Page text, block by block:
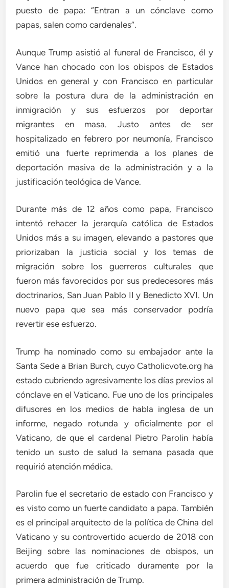
puesto de papa: “Entran a un cónclave como
papas, salen como cardenales”.
Aunque Trump asistió al funeral de Francisco, él y
Vance han chocado con los obispos de Estados
Unidos en general y con Francisco en particular
sobre la postura dura de la administración en
inmigración y sus esfuerzos por deportar
migrantes en masa. Justo antes de ser
hospitalizado en febrero por neumonía, Francisco
emitió una fuerte reprimenda a los planes de
deportación masiva de la administración y a la
justificación teológica de Vance.
Durante más de 12 años como papa, Francisco
intentó rehacer la jerarquía católica de Estados
Unidos más a su imagen, elevando a pastores que
priorizaban la justicia social y los temas de
migración sobre los guerreros culturales que
fueron más favorecidos por sus predecesores más
doctrinarios, San Juan Pablo II y Benedicto XVI. Un
nuevo papa que sea más conservador podría
revertir ese esfuerzo.
Trump ha nominado como su embajador ante la
Santa Sede a Brian Burch, cuyo Catholicvote.org ha
estado cubriendo agresivamente los días previos al
cónclave en el Vaticano. Fue uno de los principales
difusores en los medios de habla inglesa de un
informe, negado rotunda y oficialmente por el
Vaticano, de que el cardenal Pietro Parolin había
tenido un susto de salud la semana pasada que
requirió atención médica.
Parolin fue el secretario de estado con Francisco y
es visto como un fuerte candidato a papa. También
es el principal arquitecto de la política de China del
Vaticano y su controvertido acuerdo de 2018 con
Beijing sobre las nominaciones de obispos, un
acuerdo que fue criticado duramente por la
primera administración de Trump.